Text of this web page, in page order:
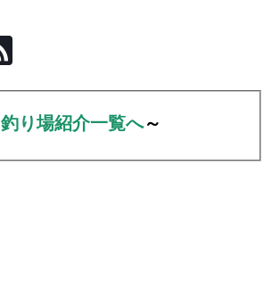
釣り場紹介一覧へ～